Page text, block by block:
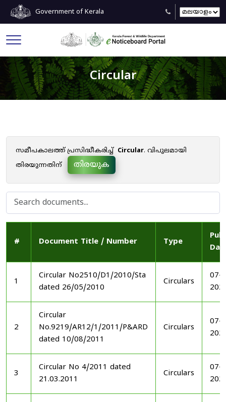
Government of Kerala
Circular
സമീപകാലത്ത് പ്രസിദ്ധീകരിച്ച് Circular. വിപുലമായി
തിരയുന്നതിന്
തിരയുക
# Document Title / Number Type
1
Circular No2510/D1/2010/Sta
dated 26/05/2010
Circulars
07-
2
Circular
No.9219/AR12/1/2011/P&ARD
dated 10/08/2011
Circulars
07-
3
Circular No 4/2011 dated
21.03.2011
Circulars
07-